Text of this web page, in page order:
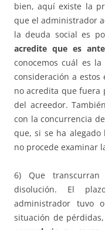
bien, aquí existe la
que el administrador
la deuda social es
acredite que es
conocemos cuál es
consideración a
no acredita que fuera
del acreedor.
con la concurrencia
que, si se ha
no procede examinar
6) Que
disolución. El
administrador tuvo
situación de